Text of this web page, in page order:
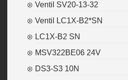
Ventil SV20-13-32
Ventil LC1X-B2*SN
LC1X-B2 SN
MSV322BE06 24V
DS3-S3 10N